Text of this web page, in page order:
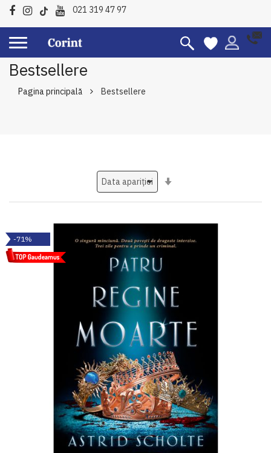
021 319 47 97
Bestsellere
Pagina principală Bestsellere
-71%